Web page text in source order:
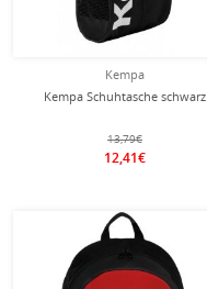
Kempa
Kempa Schuhtasche schwarz
13,79€
12,41€